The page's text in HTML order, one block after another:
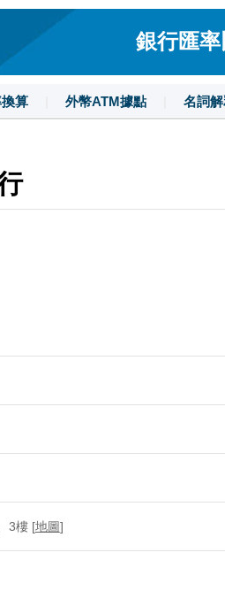
銀行匯
算 外幣ATM據點 名詞
3樓 [地圖]